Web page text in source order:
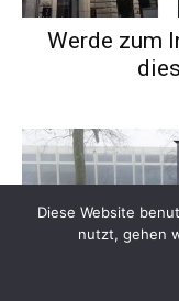
Werde zum
Diese Website
nutzt, gehen